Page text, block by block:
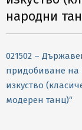
народни
021502 –
придобиване на
изкуство
модерен танц)“